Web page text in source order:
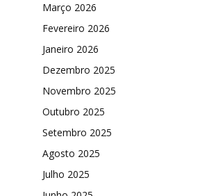
Março 2026
Fevereiro 2026
Janeiro 2026
Dezembro 2025
Novembro 2025
Outubro 2025
Setembro 2025
Agosto 2025
Julho 2025